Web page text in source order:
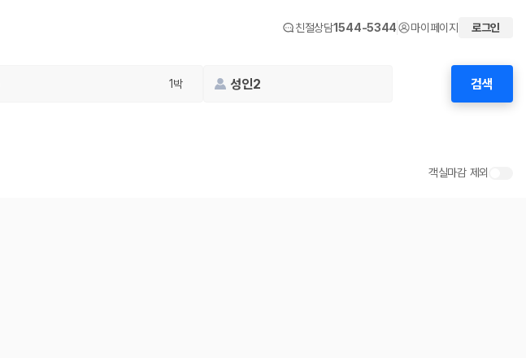
친절상담1544-5344 마이페이지 로그인
1박 성인2 검색
객실마감 제외